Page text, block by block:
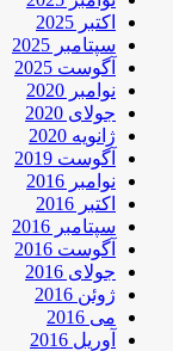
اکتبر 2025
سپتامبر 2025
آگوست 2025
نوامبر 2020
جولای 2020
ژانویه 2020
آگوست 2019
نوامبر 2016
اکتبر 2016
سپتامبر 2016
آگوست 2016
جولای 2016
ژوئن 2016
می 2016
آوریل 2016